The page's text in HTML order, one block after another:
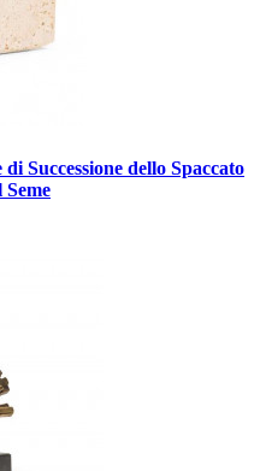
Successione dello Spaccato
Seme